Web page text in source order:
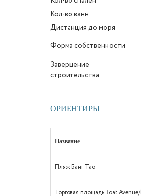
Кол-во ванн
Дистанция до моря
Форма собственности
Завершение
строительства
ОРИЕНТИРЫ
Название
Пляж Банг Тао
Торговая площадь Boat